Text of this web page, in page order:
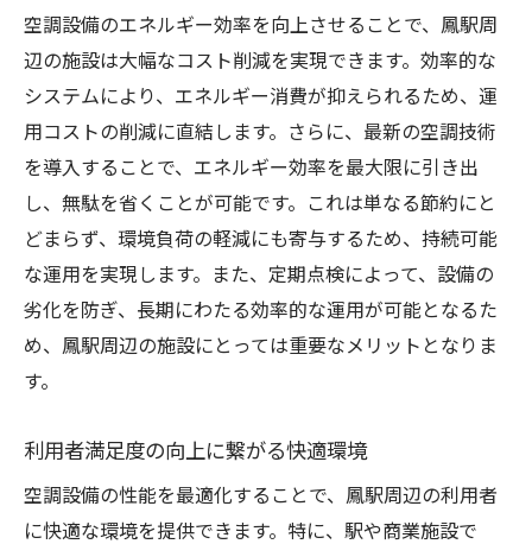
空調設備のエネルギー効率を向上させることで、鳳駅周
辺の施設は大幅なコスト削減を実現できます。効率的な
システムにより、エネルギー消費が抑えられるため、運
用コストの削減に直結します。さらに、最新の空調技術
を導入することで、エネルギー効率を最大限に引き出
し、無駄を省くことが可能です。これは単なる節約にと
どまらず、環境負荷の軽減にも寄与するため、持続可能
な運用を実現します。また、定期点検によって、設備の
劣化を防ぎ、長期にわたる効率的な運用が可能となるた
め、鳳駅周辺の施設にとっては重要なメリットとなりま
す。
利用者満足度の向上に繋がる快適環境
空調設備の性能を最適化することで、鳳駅周辺の利用者
に快適な環境を提供できます。特に、駅や商業施設で